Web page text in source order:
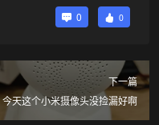
0 0
下一篇
今天这个小米摄像头没捡漏好啊